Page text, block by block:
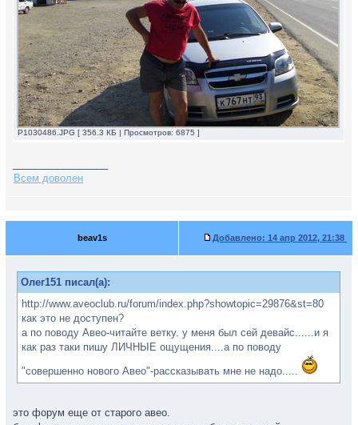
P1030486.JPG [ 356.3 КБ | Просмотров: 6875 ]
Всем доволен
beav1s Добавлено: 14 апр 2012, 21:38
Олег151 писал(а):
http://www.aveoclub.ru/forum/index.php?showtopic=29876&st=80
как это не доступен?
а по поводу Авео-читайте ветку. у меня был сей девайс......и я
как раз таки пишу ЛИЧНЫЕ ощущения....а по поводу
"совершенно нового Авео"-рассказывать мне не надо.....
это форум еще от старого авео.